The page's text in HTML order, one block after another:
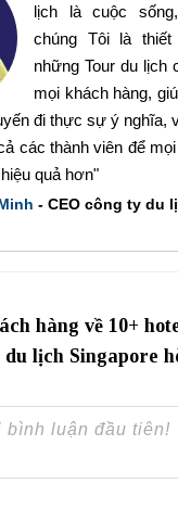
lịch là cuộc
chúng Tôi là
những Tour du lịch
mọi khách hàng,
đi thực sự ý nghĩa,
các thành viên để
quả hơn"
- CEO công ty du
hàng về 10+
lịch Singapore